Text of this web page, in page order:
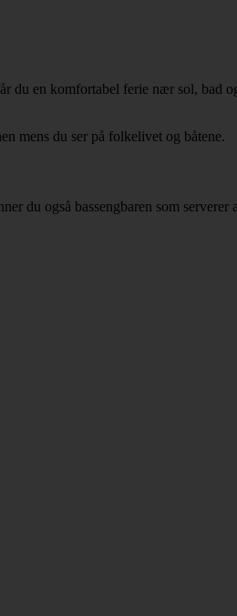
en komfortabel ferie nær sol, bad
mens du ser på folkelivet og båtene.
du også bassengbaren som